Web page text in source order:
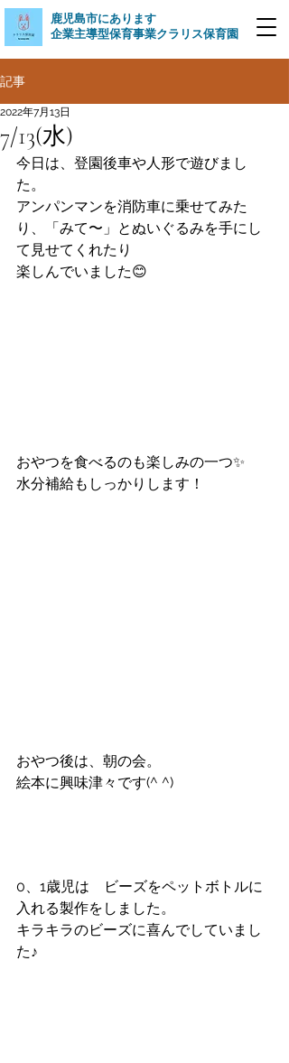
​鹿児島市にあります
企業主導型保育事業クラリス保育園
記事
7/13(水)
2022年7月13日
今日は、登園後車や人形で遊びまし
た。
アンパンマンを消防車に乗せてみた
り、「みて〜」とぬいぐるみを手にし
て見せてくれたり
楽しんでいました😊
おやつを食べるのも楽しみの一つ✨
水分補給もしっかりします！
おやつ後は、朝の会。
絵本に興味津々です(^ ^)
0、1歳児は　ビーズをペットボトルに
入れる製作をしました。
キラキラのビーズに喜んでしていまし
た♪